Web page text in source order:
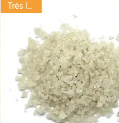
Très local